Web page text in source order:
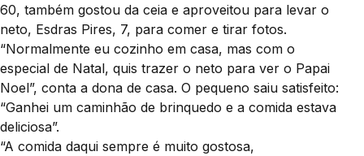
60, também gostou da ceia e aproveitou para levar o
neto, Esdras Pires, 7, para comer e tirar fotos.
“Normalmente eu cozinho em casa, mas com o
especial de Natal, quis trazer o neto para ver o Papai
Noel”, conta a dona de casa. O pequeno saiu satisfeito:
“Ganhei um caminhão de brinquedo e a comida estava
deliciosa”.
“A comida daqui sempre é muito gostosa,